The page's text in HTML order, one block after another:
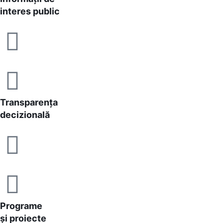
interes public
Transparența
decizională
Programe
și proiecte